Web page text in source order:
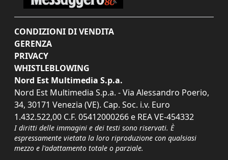
CONDIZIONI DI VENDITA
GERENZA
PRIVACY
WHISTLEBLOWING
Nord Est Multimedia S.p.a.
Nord Est Multimedia S.p.a. - Via Alessandro Poerio,
34, 30171 Venezia (VE). Cap. Soc. i.v. Euro
1.432.522,00 C.F. 05412000266 e REA VE-454332
I diritti delle immagini e dei testi sono riservati. È
espressamente vietata la loro riproduzione con qualsiasi
mezzo e l'adattamento totale o parziale.